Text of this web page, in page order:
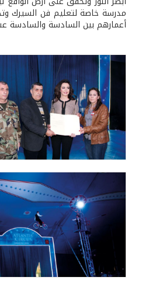
مدرسة خاصة لتعليم فن السيرك
أعمارهم بين السادسة والسادسة